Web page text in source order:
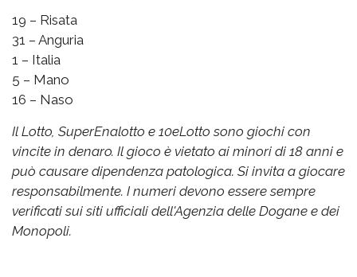
19 – Risata
31 – Anguria
1 – Italia
5 – Mano
16 – Naso
Il Lotto, SuperEnalotto e 10eLotto sono giochi con
vincite in denaro. Il gioco è vietato ai minori di 18 anni e
può causare dipendenza patologica. Si invita a giocare
responsabilmente. I numeri devono essere sempre
verificati sui siti ufficiali dell'Agenzia delle Dogane e dei
Monopoli.